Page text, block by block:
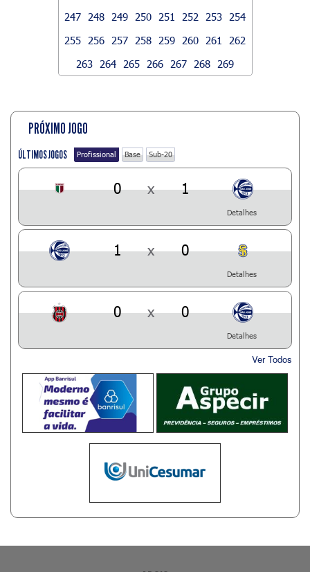
247
248 249 250 251 252 253
254
255
256 257 258 259 260 261
262
263
264 265 266 267 268 269
PRÓXIMO JOGO
ÚLTIMOS JOGOS Profissional Base Sub-20
0 x 1
Detalhes
1 x 0
Detalhes
0 x 0
Detalhes
Ver Todos